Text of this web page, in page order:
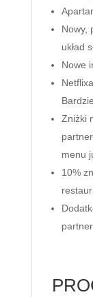
Nowy,
układ
Nowe
Zniżki
menu
10%